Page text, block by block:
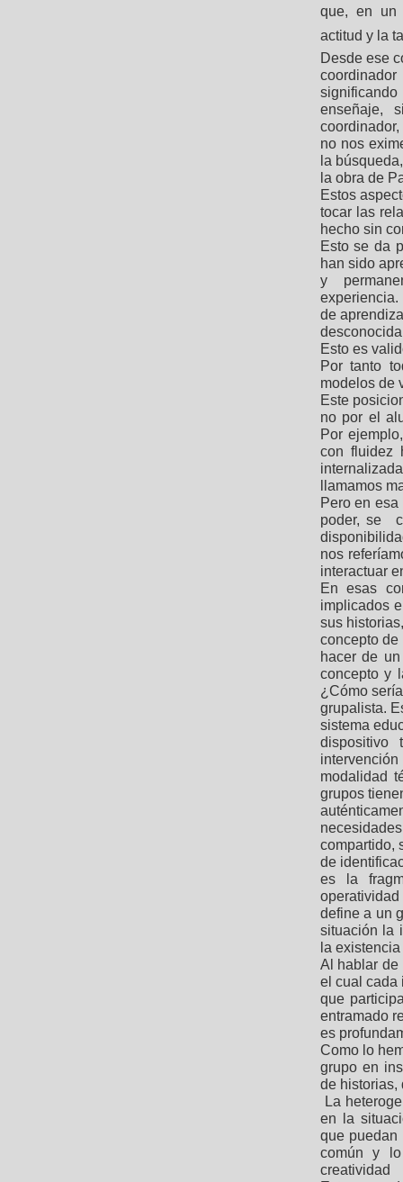
que, en un
actitud y la
Desde ese
enseñaje,
coordinador,
no nos
la
la obra de
Estos
tocar las
hecho sin
Esto se da
han sido
y
de
Esto es
Por tanto
modelos de
Este
no por el
Por
con fluidez
llamamos
Pero en
poder, se
nos
interactuar
En esas
implicados
sus
concepto
hacer de
concepto y
¿Cómo
grupalista.
sistema
dispositivo
modalidad
grupos
compartido,
de
es la
define a un
situación la
la
Al hablar
el cual cada
que
entramado
es
Como lo
grupo en
de historias,
La
en la
que
común y lo
creatividad